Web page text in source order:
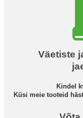
Väetiste
Kindel
Küsi meie tooteid